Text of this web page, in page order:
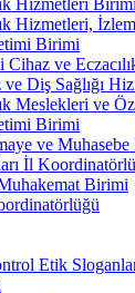
Hizmetleri,
Birimi
Cihaz ve
ve Diş Sağlığı
Meslekleri ve
Birimi
ve
İl
Birimi
Etik